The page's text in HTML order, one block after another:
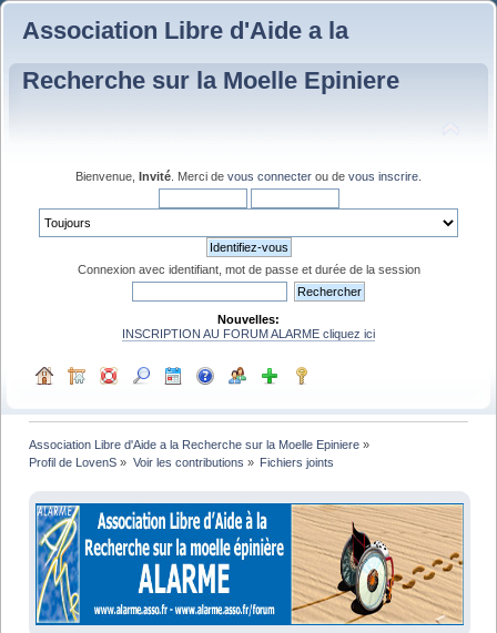
Association Libre d'Aide a la
Recherche sur la Moelle Epiniere
Bienvenue, Invité . Merci de vous connecter ou de vous inscrire
Connexion avec identifiant, mot de passe et durée de la session
Nouvelles:
INSCRIPTION AU FORUM ALARME cliquez ici
Association Libre d'Aide a la Recherche sur la Moelle Epiniere »
Profil de LovenS » Voir les contributions » Fichiers joints